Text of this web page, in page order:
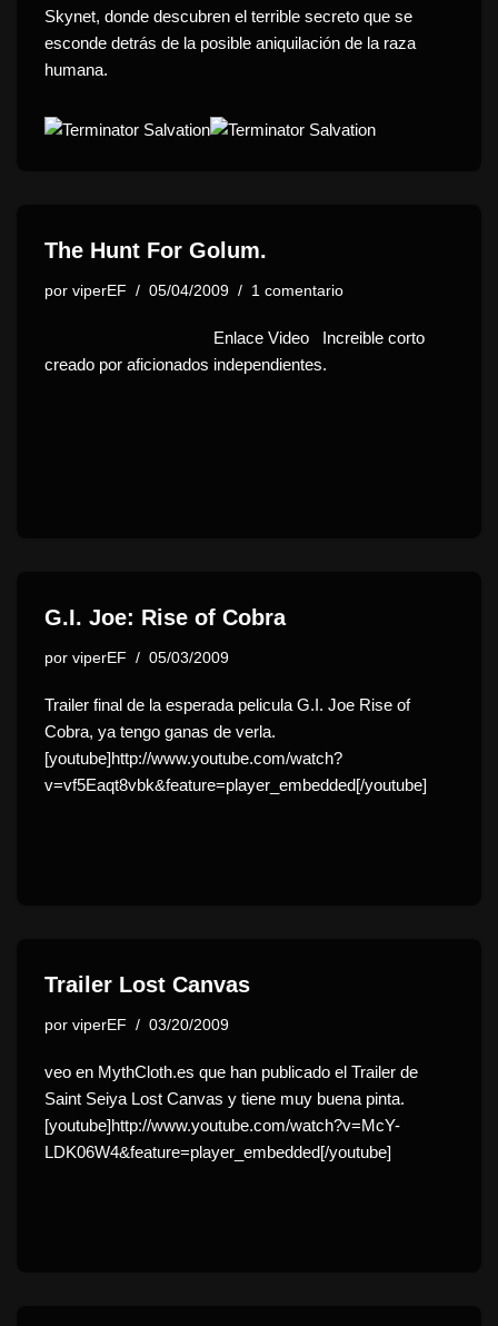
Skynet, donde descubren el terrible secreto que se
esconde detrás de la posible aniquilación de la raza
humana.
The Hunt For Golum.
por viperEF 05/04/2009 1 comentario
Enlace Video Increible corto
creado por aficionados independientes.
G.I. Joe: Rise of Cobra
por viperEF 05/03/2009
Trailer final de la esperada pelicula G.I. Joe Rise of
Cobra, ya tengo ganas de verla.
[youtube]http://www.youtube.com/watch?
v=vf5Eaqt8vbk&feature=player_embedded[/youtube]
Trailer Lost Canvas
por viperEF 03/20/2009
veo en MythCloth.es que han publicado el Trailer de
Saint Seiya Lost Canvas y tiene muy buena pinta.
[youtube]http://www.youtube.com/watch?v=McY-
LDK06W4&feature=player_embedded[/youtube]